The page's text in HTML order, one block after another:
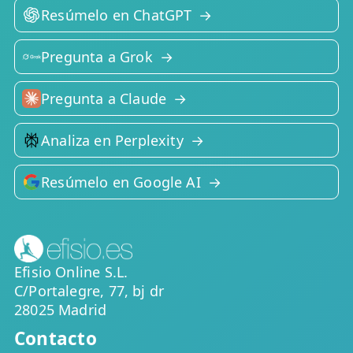
Resúmelo en ChatGPT
Pregunta a Grok
Pregunta a Claude
Analiza en Perplexity
Resúmelo en Google AI
Efisio Online S.L.
C/Portalegre, 77, bj dr
28025 Madrid
Contacto